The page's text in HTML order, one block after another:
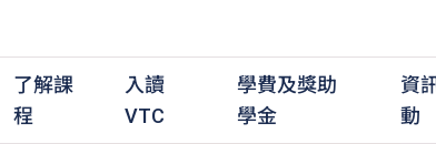
了解課
程
入讀
VTC
學費及獎助
學金
資
動